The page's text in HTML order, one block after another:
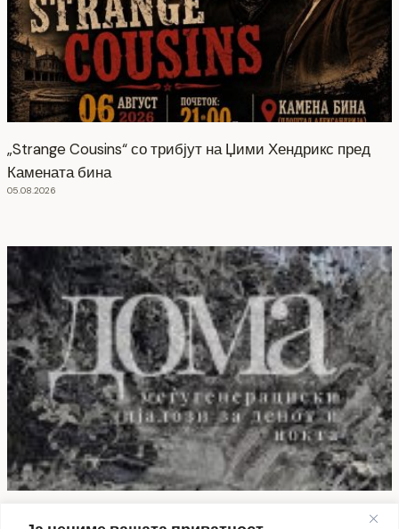
„Strange Cousins“ со трибјут на Џими Хендрикс пред
Камената бина
05.08.2026
„ДОМА – меѓугенерациски дијалози за денот и ноќта“